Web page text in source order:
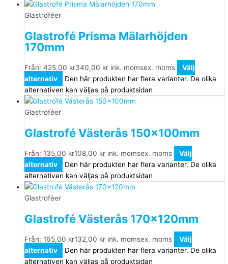
Glastroféer
Glastrofé Prisma Mälarhöjden
170mm
Från: 425,00 kr340,00 kr ink. momsex. moms
Välj
alternativ
Den här produkten har flera varianter. De olika
alternativen kan väljas på produktsidan
Glastroféer
Glastrofé Västerås 150x100mm
Från: 135,00 kr108,00 kr ink. momsex. moms
Välj
alternativ
Den här produkten har flera varianter. De olika
alternativen kan väljas på produktsidan
Glastroféer
Glastrofé Västerås 170x120mm
Från: 165,00 kr132,00 kr ink. momsex. moms
Välj
alternativ
Den här produkten har flera varianter. De olika
alternativen kan väljas på produktsidan